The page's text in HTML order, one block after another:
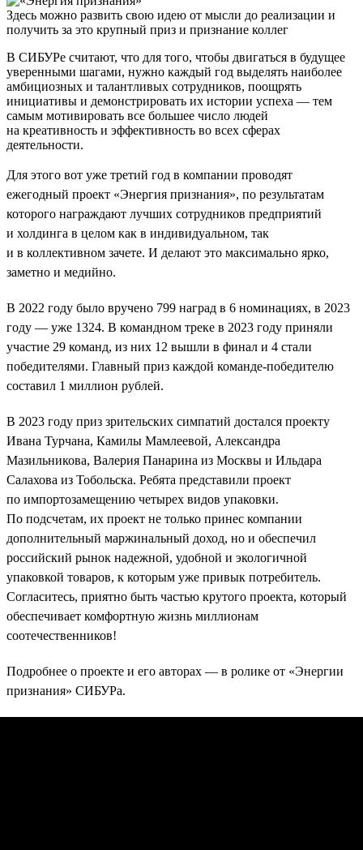
Здесь можно развить свою идею от мысли до реализации и
получить за это крупный приз и признание коллег
В СИБУРе считают, что для того, чтобы двигаться в будущее
уверенными шагами, нужно каждый год выделять наиболее
амбициозных и талантливых сотрудников, поощрять
инициативы и демонстрировать их истории успеха — тем
самым мотивировать все большее число людей
на креативность и эффективность во всех сферах
деятельности.
Для этого вот уже третий год в компании проводят
ежегодный проект «Энергия признания», по результатам
которого награждают лучших сотрудников предприятий
и холдинга в целом как в индивидуальном, так
и в коллективном зачете. И делают это максимально ярко,
заметно и медийно.
В 2022 году было вручено 799 наград в 6 номинациях, в 2023
году — уже 1324. В командном треке в 2023 году приняли
участие 29 команд, из них 12 вышли в финал и 4 стали
победителями. Главный приз каждой команде-победителю
составил 1 миллион рублей.
В 2023 году приз зрительских симпатий достался проекту
Ивана Турчана, Камилы Мамлеевой, Александра
Мазильникова, Валерия Панарина из Москвы и Ильдара
Салахова из Тобольска. Ребята представили проект
по импортозамещению четырех видов упаковки.
По подсчетам, их проект не только принес компании
дополнительный маржинальный доход, но и обеспечил
российский рынок надежной, удобной и экологичной
упаковкой товаров, к которым уже привык потребитель.
Согласитесь, приятно быть частью крутого проекта, который
обеспечивает комфортную жизнь миллионам
соотечественников!
Подробнее о проекте и его авторах — в ролике от «Энергии
признания» СИБУРа.